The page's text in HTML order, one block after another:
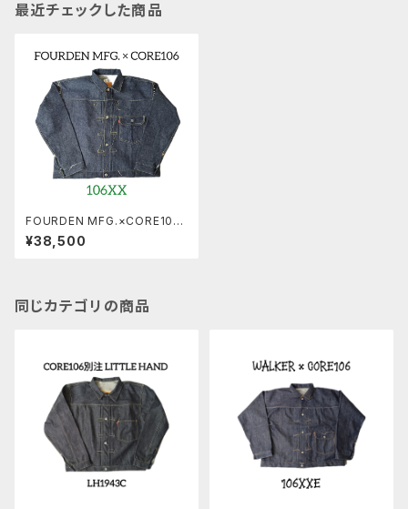
最近チェックした商品
FOURDEN MFG.×CORE106
「106XX」 14.5oz
¥38,500
同じカテゴリの商品